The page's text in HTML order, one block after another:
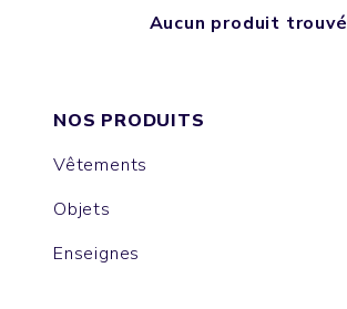
Aucun produit trouvé
NOS PRODUITS
Vêtements
Objets
Enseignes